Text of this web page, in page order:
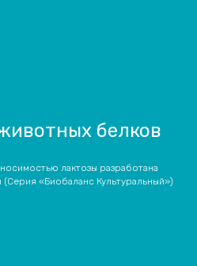
белков
лактозы разработана
«Биобаланс Культуральный»)